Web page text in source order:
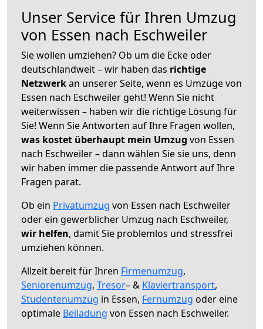
Unser Service für Ihren Umzug
von Essen nach Eschweiler
Sie wollen umziehen? Ob um die Ecke oder
deutschlandweit – wir haben das richtige
Netzwerkan unserer Seite, wenn es Umzüge von
Essen nach Eschweiler geht! Wenn Sie nicht
weiterwissen – haben wir die richtige Lösung für
Sie! Wenn Sie Antworten auf Ihre Fragen wollen,
was kostet überhaupt mein Umzug von Essen
nach Eschweiler – dann wählen Sie sie uns, denn
wir haben immer die passende Antwort auf Ihre
Fragen parat.
Ob ein Privatumzug von Essen nach Eschweiler
oder ein gewerblicher Umzug nach Eschweiler,
wir helfen, damit Sie problemlos und stressfrei
umziehen können.
Allzeit bereit für Ihren Firmenumzug,
Seniorenumzug, Tresor– & Klaviertransport,
Studentenumzug in Essen, Fernumzug oder eine
optimale Beiladung von Essen nach Eschweiler.